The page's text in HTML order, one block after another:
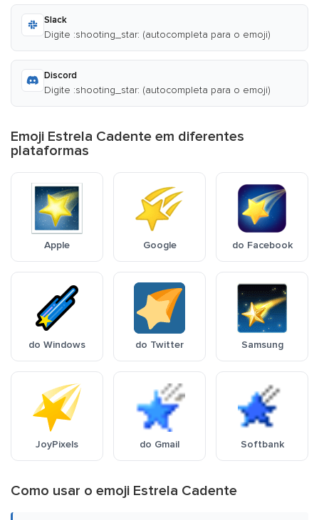
Slack
Digite :shooting_star: (autocompleta para o emoji)
Discord
Digite :shooting_star: (autocompleta para o emoji)
Emoji Estrela Cadente em diferentes
plataformas
Apple Google do Facebook
do Windows do Twitter Samsung
JoyPixels do Gmail Softbank
Como usar o emoji Estrela Cadente